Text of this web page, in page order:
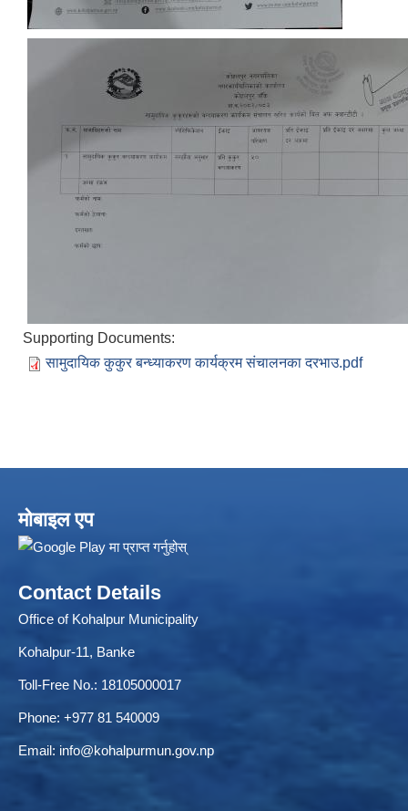
Supporting Documents:
सामुदायिक कुकुर बन्ध्याकरण कार्यक्रम संचालनका दरभाउ.pdf
मोबाइल एप
Contact Details
Office of Kohalpur Municipality
Kohalpur-11, Banke
Toll-Free No.: 18105000017
Phone: +977 81 540009
Email: info@kohalpurmun.gov.np